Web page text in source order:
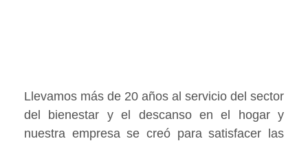
Llevamos más de 20 años al servicio del sector
del bienestar y el descanso en el hogar y
nuestra empresa se creó para satisfacer las